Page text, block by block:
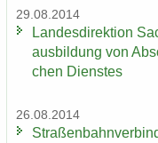
29.08.2014
Lan­des­di­rek­ti­on
aus­bil­dung von
chen Diens­tes
26.08.2014